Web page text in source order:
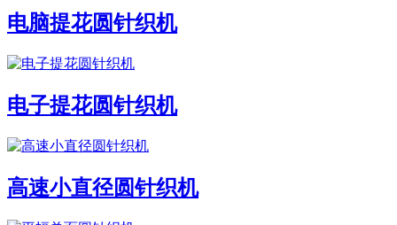
电脑提花圆针织机
电子提花圆针织机
高速小直径圆针织机